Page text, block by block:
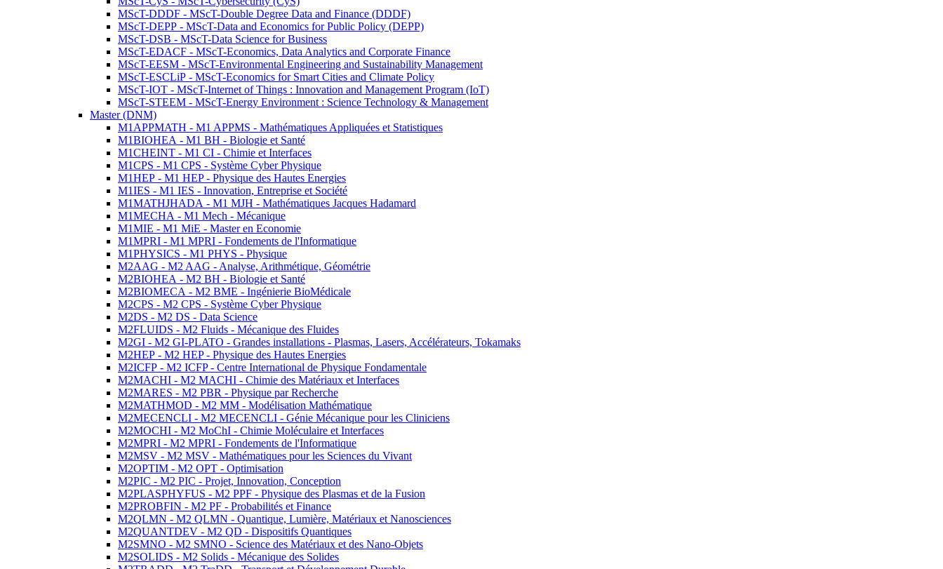
MScT-DDDF - MScT-Double Degree Data and Finance (DDDF)
MScT-DEPP - MScT-Data and Economics for Public Policy (DEPP)
MScT-DSB - MScT-Data Science for Business
MScT-EDACF - MScT-Economics, Data Analytics and Corporate Finance
MScT-EESM - MScT-Environmental Engineering and Sustainability Management
MScT-ESCLiP - MScT-Economics for Smart Cities and Climate Policy
MScT-IOT - MScT-Internet of Things : Innovation and Management Program (IoT)
MScT-STEEM - MScT-Energy Environment : Science Technology & Management
Master (DNM)
M1APPMATH - M1 APPMS - Mathématiques Appliquées et Statistiques
M1BIOHEA - M1 BH - Biologie et Santé
M1CHEINT - M1 CI - Chimie et Interfaces
M1CPS - M1 CPS - Système Cyber Physique
M1HEP - M1 HEP - Physique des Hautes Energies
M1IES - M1 IES - Innovation, Entreprise et Société
M1MATHJHADA - M1 MJH - Mathématiques Jacques Hadamard
M1MECHA - M1 Mech - Mécanique
M1MIE - M1 MiE - Master en Economie
M1MPRI - M1 MPRI - Fondements de l'Informatique
M1PHYSICS - M1 PHYS - Physique
M2AAG - M2 AAG - Analyse, Arithmétique, Géométrie
M2BIOHEA - M2 BH - Biologie et Santé
M2BIOMECA - M2 BME - Ingénierie BioMédicale
M2CPS - M2 CPS - Système Cyber Physique
M2DS - M2 DS - Data Science
M2FLUIDS - M2 Fluids - Mécanique des Fluides
M2GI - M2 GI-PLATO - Grandes installations - Plasmas, Lasers, Accélérateurs, Tokamaks
M2HEP - M2 HEP - Physique des Hautes Energies
M2ICFP - M2 ICFP - Centre International de Physique Fondamentale
M2MACHI - M2 MACHI - Chimie des Matériaux et Interfaces
M2MARES - M2 PBR - Physique par Recherche
M2MATHMOD - M2 MM - Modélisation Mathématique
M2MECENCLI - M2 MECENCLI - Génie Mécanique pour les Cliniciens
M2MOCHI - M2 MoChI - Chimie Moléculaire et Interfaces
M2MPRI - M2 MPRI - Fondements de l'Informatique
M2MSV - M2 MSV - Mathématiques pour les Sciences du Vivant
M2OPTIM - M2 OPT - Optimisation
M2PIC - M2 PIC - Projet, Innovation, Conception
M2PLASPHYFUS - M2 PPF - Physique des Plasmas et de la Fusion
M2PROBFIN - M2 PF - Probabilités et Finance
M2QLMN - M2 QLMN - Quantique, Lumière, Matériaux et Nanosciences
M2QUANTDEV - M2 QD - Dispositifs Quantiques
M2SMNO - M2 SMNO - Science des Matériaux et des Nano-Objets
M2SOLIDS - M2 Solids - Mécanique des Solides